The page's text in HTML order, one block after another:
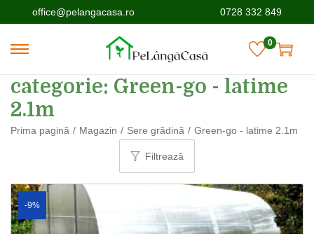
office@pelangacasa.ro 0728 332 849
0
categorie: Green-go - latime
2.1m
Prima pagină / Magazin / Sere grădină / Green-go - latime 2.1m
Filtrează
-9%